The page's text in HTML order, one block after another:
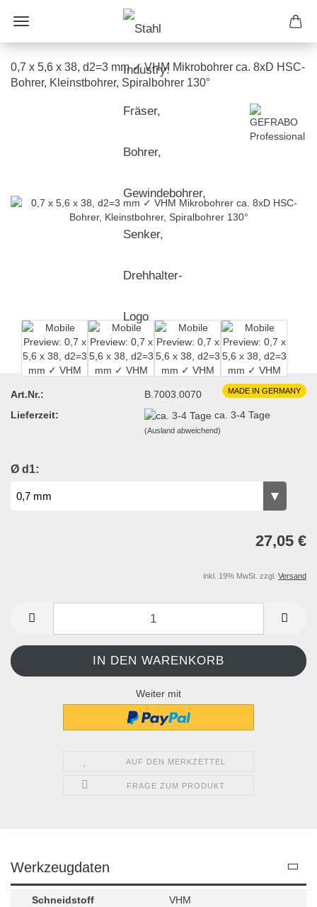
0,7 x 5,6 x 38, d2=3 mm ✓ VHM Mikrobohrer ca. 8xD HSC-
Bohrer, Kleinstbohrer, Spiralbohrer 130°
MADE IN GERMANY
Art.Nr.:
B.7003.0070
Lieferzeit:
ca. 3-4 Tage
(Ausland abweichend)
Ø d1:
27,05 €
inkl. 19% MwSt. zzgl. Versand
Weiter mit
AUF DEN MERKZETTEL
FRAGE ZUM PRODUKT
Werkzeugdaten
Schneidstoff
VHM